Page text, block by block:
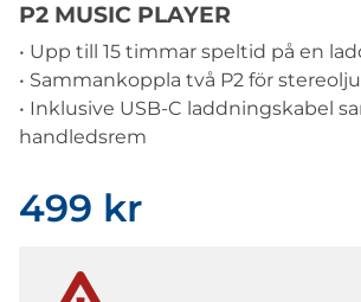
P2 MUSIC PLAYER
• Upp till 15 timmar speltid på en
• Sammankoppla två P2 för
• Inklusive USB-C laddningskabel
handledsrem
499 kr